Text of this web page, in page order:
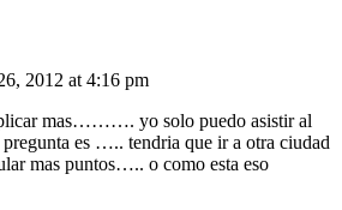
2012 at 4:16 pm
mas………. yo solo puedo asistir al
pregunta es ….. tendria que ir a otra ciudad
mas puntos….. o como esta eso